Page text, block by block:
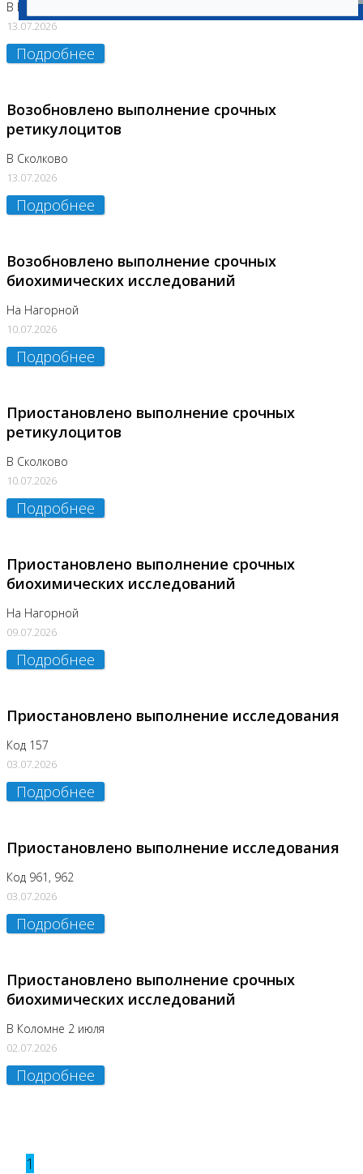
В Бутово
13.07.2026
Подробнее
Возобновлено выполнение срочных
ретикулоцитов
В Сколково
13.07.2026
Подробнее
Возобновлено выполнение срочных
биохимических исследований
На Нагорной
10.07.2026
Подробнее
Приостановлено выполнение срочных
ретикулоцитов
В Сколково
10.07.2026
Подробнее
Приостановлено выполнение срочных
биохимических исследований
На Нагорной
09.07.2026
Подробнее
Приостановлено выполнение исследования
Код 157
03.07.2026
Подробнее
Приостановлено выполнение исследования
Код 961, 962
03.07.2026
Подробнее
Приостановлено выполнение срочных
биохимических исследований
В Коломне 2 июля
02.07.2026
Подробнее
1